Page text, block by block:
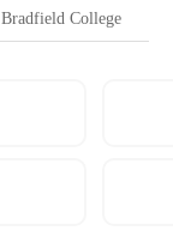
Bradfield College